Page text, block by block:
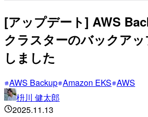
[アップデート] AWS
クラスターのバックア
しました
AWS Backup Amazon EKS AWS
枡川 健太郎
2025.11.13